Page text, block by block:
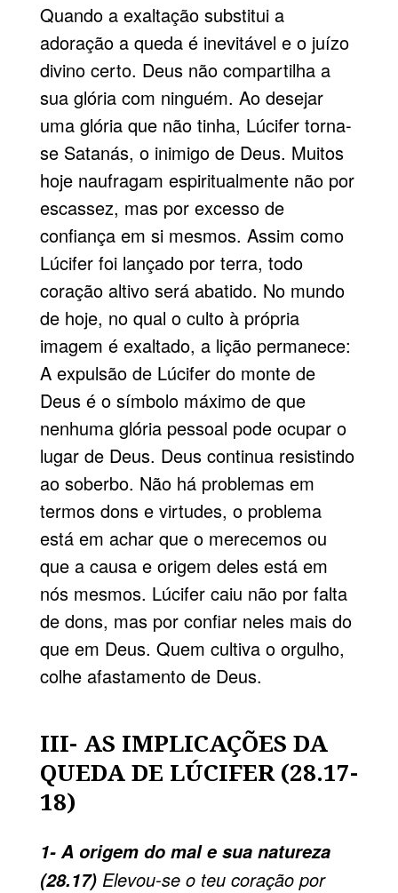
Quando a exaltação substitui a
adoração a queda é inevitável e o juízo
divino certo. Deus não compartilha a
sua glória com ninguém. Ao desejar
uma glória que não tinha, Lúcifer torna-
se Satanás, o inimigo de Deus. Muitos
hoje naufragam espiritualmente não por
escassez, mas por excesso de
confiança em si mesmos. Assim como
Lúcifer foi lançado por terra, todo
coração altivo será abatido. No mundo
de hoje, no qual o culto à própria
imagem é exaltado, a lição permanece:
A expulsão de Lúcifer do monte de
Deus é o símbolo máximo de que
nenhuma glória pessoal pode ocupar o
lugar de Deus. Deus continua resistindo
ao soberbo. Não há problemas em
termos dons e virtudes, o problema
está em achar que o merecemos ou
que a causa e origem deles está em
nós mesmos. Lúcifer caiu não por falta
de dons, mas por confiar neles mais do
que em Deus. Quem cultiva o orgulho,
colhe afastamento de Deus.
III- AS IMPLICAÇÕES DA
QUEDA DE LÚCIFER (28.17-
18)
1- A origem do mal e sua natureza
(28.17) Elevou-se o teu coração por